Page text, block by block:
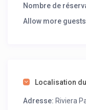
confort inégalé
appartement offre
où chaque détail a
mémorable à
Nombre de
Allow more
Localisation
Adresse: Riviera